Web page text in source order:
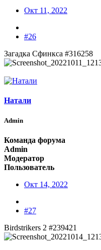
Окт 11, 2022
#26
Загадка Сфинкса #316258
Натали
Admin
Команда форума
Admin
Модератор
Пользователь
Окт 14, 2022
#27
Birdstrikers 2 #239421